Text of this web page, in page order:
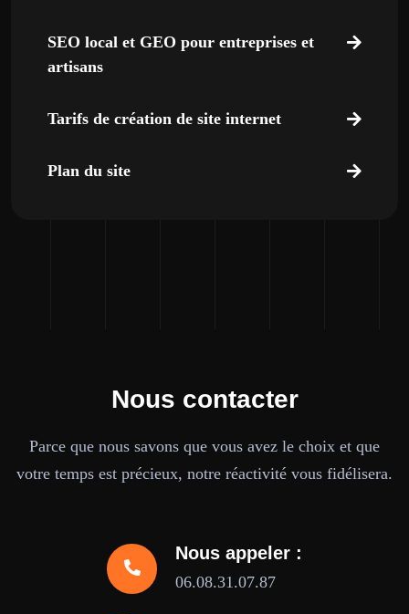
SEO local et GEO pour entreprises et
artisans
Tarifs de création de site internet
Plan du site
Nous contacter
Parce que nous savons que vous avez le choix et que
votre temps est précieux, notre réactivité vous fidélisera.
Nous appeler :
06.08.31.07.87